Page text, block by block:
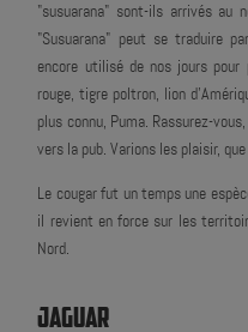
"susuarana" sont-ils arrivés au
"Susuarana" peut se traduire
encore utilisé de nos jours
rouge, tigre poltron, lion
plus connu, Puma. Rassurez-
vers la pub. Varions les plaisir,
Le cougar fut un temps une
il revient en force sur les
Nord.
JAGUAR